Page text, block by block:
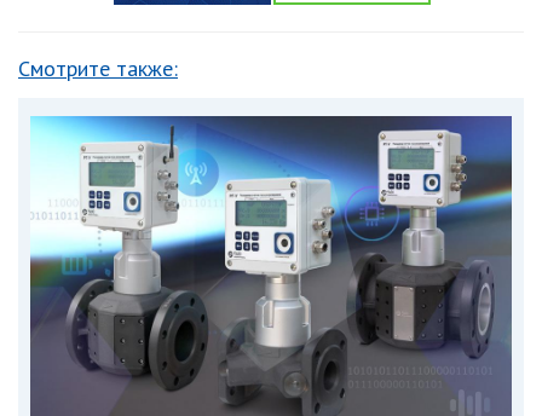
Смотрите также: